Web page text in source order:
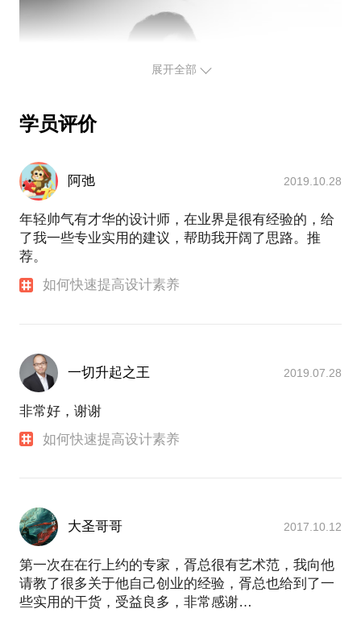
展开全部
学员评价
阿弛 2019.10.28
年轻帅气有才华的设计师，在业界是很有经验的，给
了我一些专业实用的建议，帮助我开阔了思路。推
荐。
如何快速提高设计素养
一切升起之王 2019.07.28
非常好，谢谢
如何快速提高设计素养
大圣哥哥 2017.10.12
第一次在在行上约的专家，胥总很有艺术范，我向他
请教了很多关于他自己创业的经验，胥总也给到了一
些实用的干货，受益良多，非常感谢…